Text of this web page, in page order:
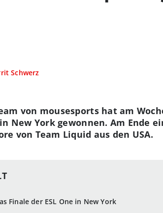
Schwerz
Finale der ESL One in New York
von mousesports hat am
New York gewonnen. Am Ende
von Team Liquid aus den USA.